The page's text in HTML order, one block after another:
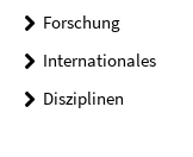
Forschung
Internationales
Disziplinen